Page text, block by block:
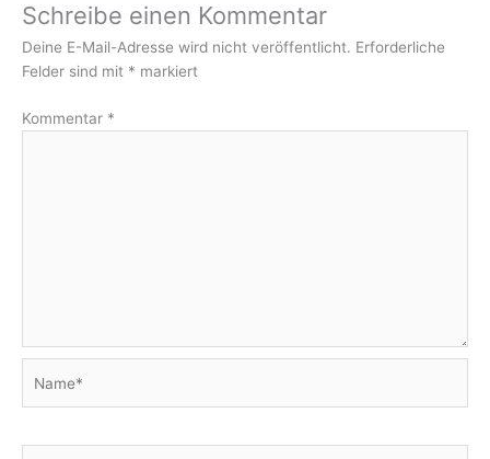
Schreibe einen Kommentar
Deine E-Mail-Adresse wird nicht veröffentlicht. Erforderliche
Felder sind mit * markiert
Kommentar *